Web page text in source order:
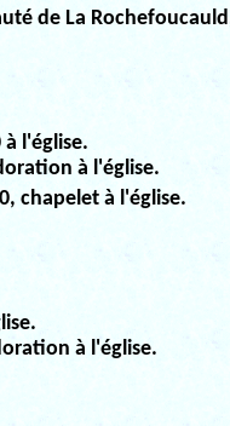
de La
à l'église.
à l'église.
chapelet à l'église.
à l'église.